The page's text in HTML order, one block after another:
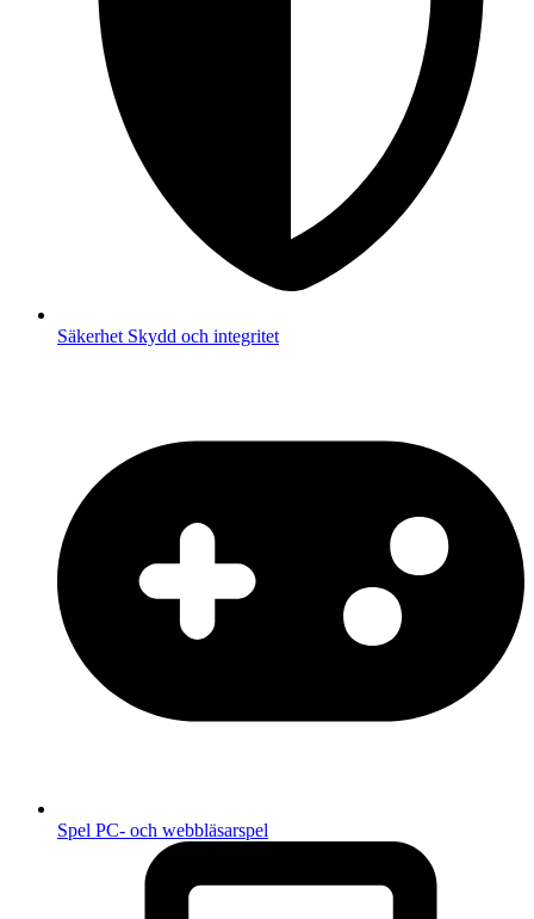
Säkerhet Skydd och integritet
Spel PC- och webbläsarspel